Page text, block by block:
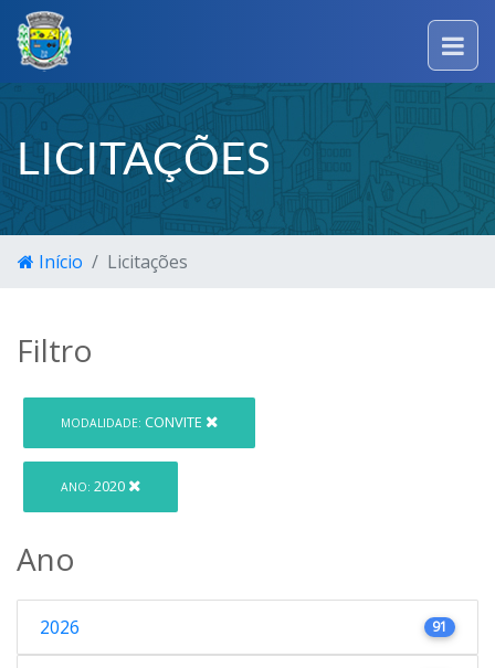
LICITAÇÕES
Início Licitações
Filtro
MODALIDADE: CONVITE
ANO: 2020
Ano
2026 91